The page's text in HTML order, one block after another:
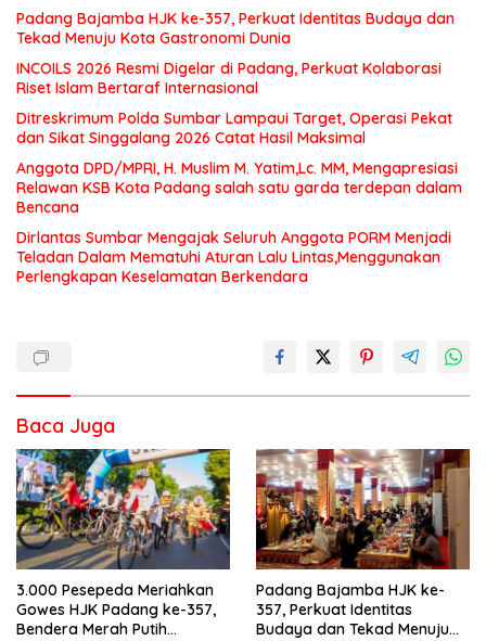
Padang Bajamba HJK ke-357, Perkuat Identitas Budaya dan
Tekad Menuju Kota Gastronomi Dunia
INCOILS 2026 Resmi Digelar di Padang, Perkuat Kolaborasi
Riset Islam Bertaraf Internasional
Ditreskrimum Polda Sumbar Lampaui Target, Operasi Pekat
dan Sikat Singgalang 2026 Catat Hasil Maksimal
Anggota DPD/MPRI, H. Muslim M. Yatim,Lc. MM, Mengapresiasi
Relawan KSB Kota Padang salah satu garda terdepan dalam
Bencana
Dirlantas Sumbar Mengajak Seluruh Anggota PORM Menjadi
Teladan Dalam Mematuhi Aturan Lalu Lintas,Menggunakan
Perlengkapan Keselamatan Berkendara
Baca Juga
3.000 Pesepeda Meriahkan
Gowes HJK Padang ke-357,
Bendera Merah Putih
Padang Bajamba HJK ke-
357, Perkuat Identitas
Budaya dan Tekad Menuju